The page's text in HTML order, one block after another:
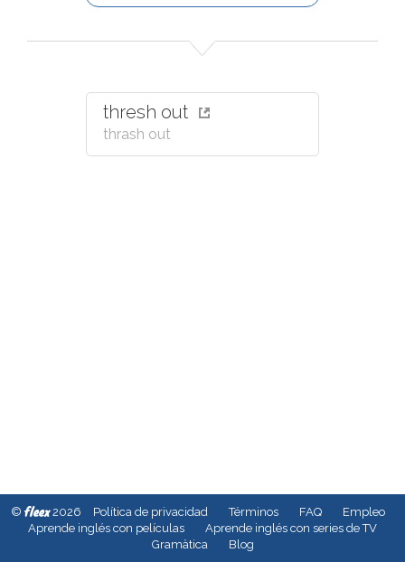
thresh out
thrash out
© fleex2026 Política de privacidad Términos FAQ
Empleo
Aprende inglés con películas
Aprende inglés con series de TV
Gramàtica
Blog